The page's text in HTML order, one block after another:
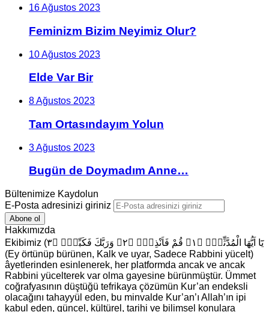
16 Ağustos 2023
Feminizm Bizim Neyimiz Olur?
10 Ağustos 2023
Elde Var Bir
8 Ağustos 2023
Tam Ortasındayım Yolun
3 Ağustos 2023
Bugün de Doymadım Anne…
Bültenimize Kaydolun
E-Posta adresinizi giriniz
Hakkımızda
Ekibimiz (يَٓا اَيُّهَا الْمُدَّثِّرُۙ ﴿١﴾ قُمْ فَاَنْذِرْۙ ﴿٢﴾ وَرَبَّكَ فَكَبِّرْۙ ﴿٣
(Ey örtünüp bürünen, Kalk ve uyar, Sadece Rabbini yücelt)
âyetlerinden esinlenerek, her platformda ancak ve ancak
Rabbini yücelterek var olma gayesine bürünmüştür. Ümmet
coğrafyasının düştüğü tefrikaya çözümün Kur’an endeksli
olacağını tahayyül eden, bu minvalde Kur’an’ı Allah’ın ipi
kabul eden, güncel, kültürel, tarihi ve bilimsel konulara